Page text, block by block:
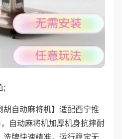
;
胡自动麻将机】适配西宁推
自动麻将机加厚机身抗摔耐
洗牌快速精准，运行稳定无